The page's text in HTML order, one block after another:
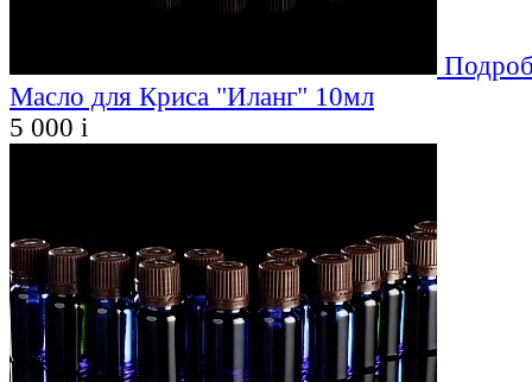
Масло для Криса "Иланг" 10мл
5 000 i